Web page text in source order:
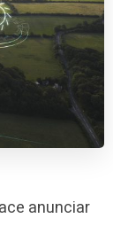
anunciar